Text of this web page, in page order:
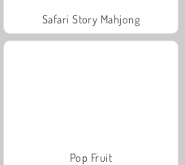
Safari Story Mahjong
Pop Fruit